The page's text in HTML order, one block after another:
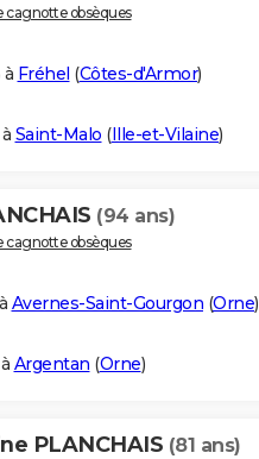
cagnotte obsèques
à Fréhel (Côtes-d'Armor)
Saint-Malo (Ille-et-Vilaine)
(94 ans)
cagnotte obsèques
Avernes-Saint-Gourgon (Orne)
Argentan (Orne)
PLANCHAIS (81 ans)